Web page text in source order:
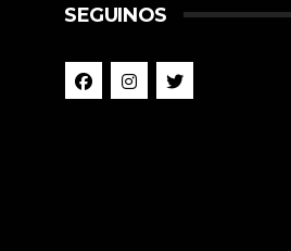
SEGUINOS